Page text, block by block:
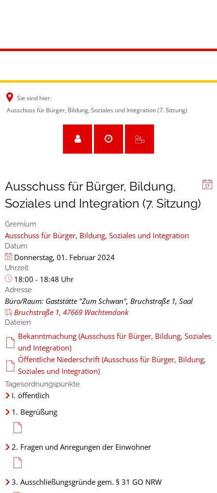
Sie sind hier:
Ausschuss für Bürger, Bildung, Soziales und Integration (7. Sitzung)
Ausschuss für Bürger, Bildung,
Soziales und Integration (7. Sitzung)
Gremium
Ausschuss für Bürger, Bildung, Soziales und Integration
Datum
Donnerstag, 01. Februar 2024
Uhrzeit
18:00 - 18:48 Uhr
Adresse
Büro/Raum: Gaststätte "Zum Schwan", Bruchstraße 1, Saal
Bruchstraße 1, 47669 Wachtendonk
Dateien
Bekanntmachung (Ausschuss für Bürger, Bildung, Soziales
und Integration)
Öffentliche Niederschrift (Ausschuss für Bürger, Bildung,
Soziales und Integration)
Tagesordnungspunkte
I. öffentlich
1. Begrüßung
2. Fragen und Anregungen der Einwohner
3. Ausschließungsgründe gem. § 31 GO NRW